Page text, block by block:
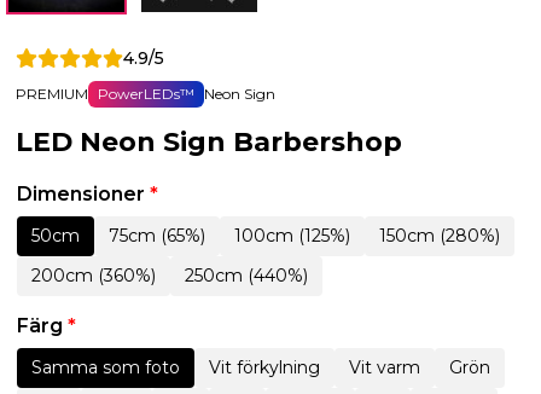
4.9/5
PREMIUM PowerLEDs™ Neon Sign
LED Neon Sign Barbershop
Dimensioner *
50cm 75cm (65%) 100cm (125%)
150cm (280%)
200cm (360%)
250cm (440%)
Färg *
Samma som foto Vit förkylning Vit varm
Grön